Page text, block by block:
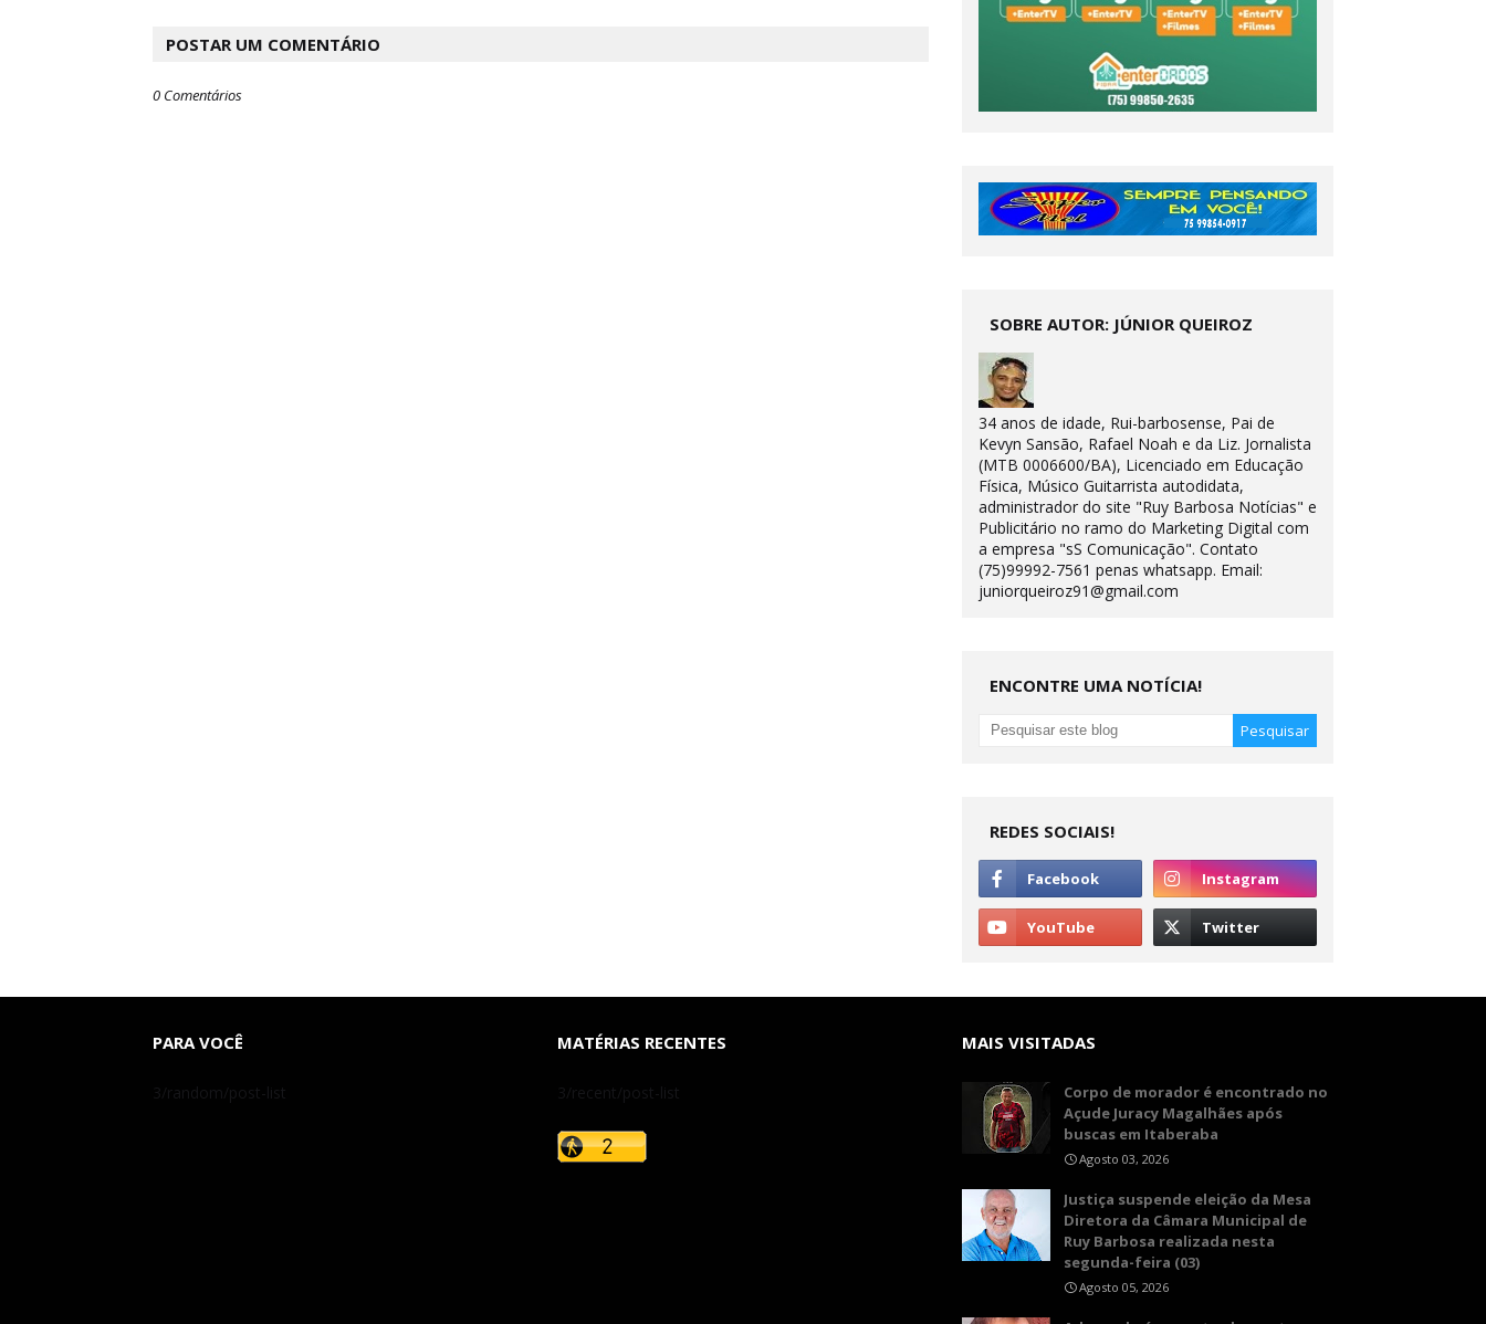
POSTAR UM COMENTÁRIO
0 Comentários
SOBRE AUTOR: JÚNIOR QUEIROZ
34 anos de idade, Rui-barbosense, Pai de
Kevyn Sansão, Rafael Noah e da Liz. Jornalista
(MTB 0006600/BA), Licenciado em Educação
Física, Músico Guitarrista autodidata,
administrador do site "Ruy Barbosa Notícias" e
Publicitário no ramo do Marketing Digital com
a empresa "sS Comunicação". Contato
(75)99992-7561 penas whatsapp. Email:
juniorqueiroz91@gmail.com
ENCONTRE UMA NOTÍCIA!
REDES SOCIAIS!
PARA VOCÊ
3/random/post-list
MATÉRIAS RECENTES
3/recent/post-list
MAIS VISITADAS
Corpo de morador é encontrado no
Açude Juracy Magalhães após
buscas em Itaberaba
Agosto 03, 2026
​Justiça suspende eleição da Mesa
Diretora da Câmara Municipal de
Ruy Barbosa realizada nesta
segunda-feira (03)
Agosto 05, 2026